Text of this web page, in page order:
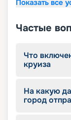
Показать все
Частые
Что
круиза
На какую
город